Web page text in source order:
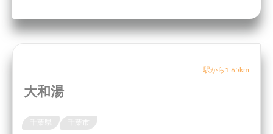
駅から1.65km
大和湯
千葉県 千葉市